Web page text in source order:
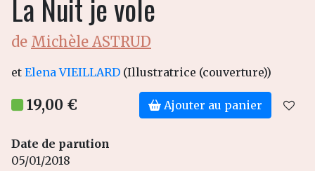
La Nuit je vole
de Michèle ASTRUD
et Elena VIEILLARD (Illustratrice (couverture))
19,00 € Ajouter au panier
Date de parution
05/01/2018